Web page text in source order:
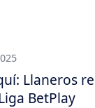
Llaneros
BetPlay